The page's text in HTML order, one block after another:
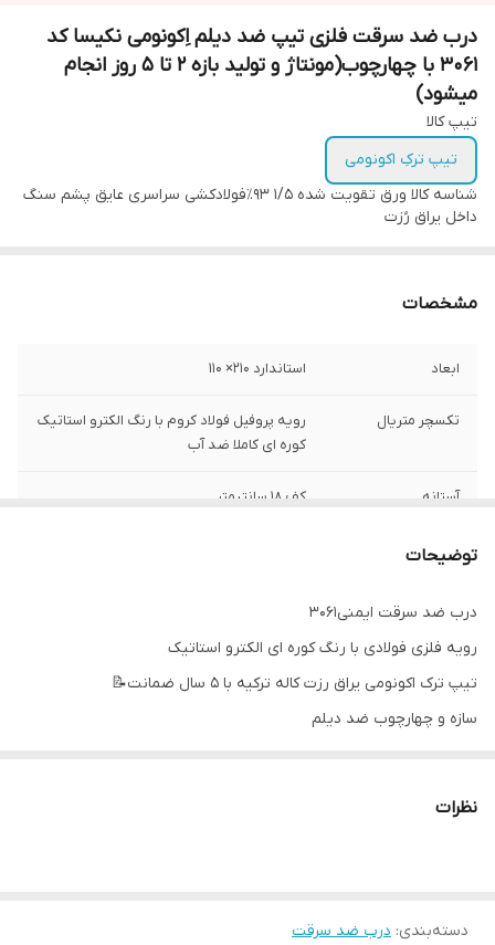
درب ضد سرقت فلزی تیپ ضد دیلم اِکونومی نکیسا کد
۳۰۶۱ با چهارچوب(مونتاژ و تولید بازه ۲ تا ۵ روز انجام
میشود)
تیپ کالا
تیپ ترکِ اکونومی
شناسه کالا
ورق تقویت شده 1/5 93٪فولادکشی سراسری عایق پشم سنگ
داخل یراق رُزت
مشخصات
ابعاد استاندارد ۲۱۰‌× ۱۱۰
تکسچر متریال
رویه پروفیل فولاد کروم با رنگ الکترو استاتیک
کوره ای کاملا ضد آب
آستانه کف ۱۸ سانتیمتر
توضیحات
درب ضد سرقت ایمنی۳۰۶۱
رویه فلزی فولادی با رنگ کوره ای الکترو استاتیک
تیپ ترک اکونومی یراق رزت کاله ترکیه با ۵ سال ضمانت📝
سازه و چهارچوب ضد دیلم
عایق برودتی و آکوستیک پشم سنگ
نظرات
دسته‌بندی: درب ضد سرقت